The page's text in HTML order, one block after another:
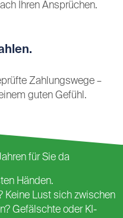
Ihren Ansprüchen.
Zahlungswege –
guten Gefühl.
für Sie da
Händen.
Keine Lust sich zwischen
Gefälschte oder KI-